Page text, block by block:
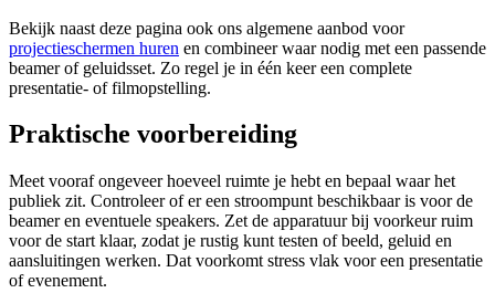
Bekijk naast deze pagina ook ons algemene aanbod voor
projectieschermen huren en combineer waar nodig met een passende
beamer of geluidsset. Zo regel je in één keer een complete
presentatie- of filmopstelling.
Praktische voorbereiding
Meet vooraf ongeveer hoeveel ruimte je hebt en bepaal waar het
publiek zit. Controleer of er een stroompunt beschikbaar is voor de
beamer en eventuele speakers. Zet de apparatuur bij voorkeur ruim
voor de start klaar, zodat je rustig kunt testen of beeld, geluid en
aansluitingen werken. Dat voorkomt stress vlak voor een presentatie
of evenement.